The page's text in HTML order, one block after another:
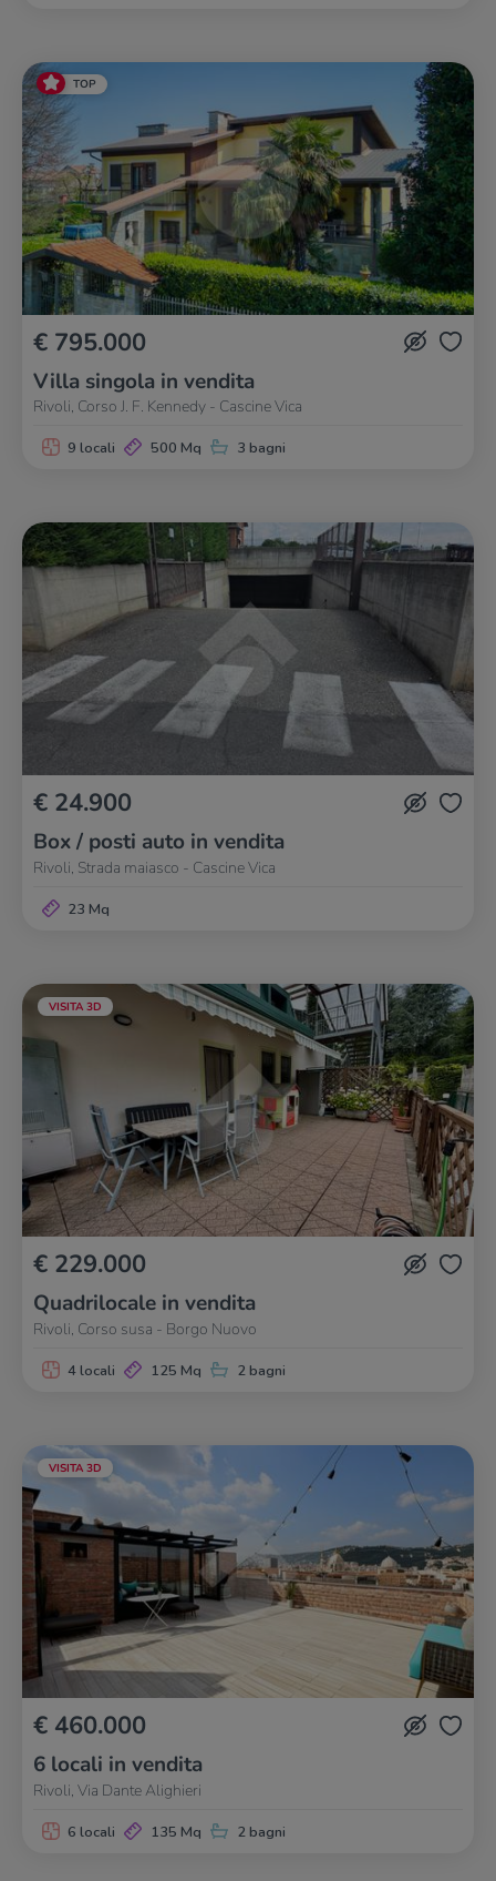
TOP
€ 795.000
Villa singola in vendita
Rivoli, Corso J. F. Kennedy - Cascine Vica
9 locali 500 Mq 3 bagni
€ 24.900
Box / posti auto in vendita
Rivoli, Strada maiasco - Cascine Vica
23 Mq
VISITA 3D
€ 229.000
Quadrilocale in vendita
Rivoli, Corso susa - Borgo Nuovo
4 locali 125 Mq 2 bagni
VISITA 3D
€ 460.000
6 locali in vendita
Rivoli, Via Dante Alighieri
6 locali 135 Mq 2 bagni